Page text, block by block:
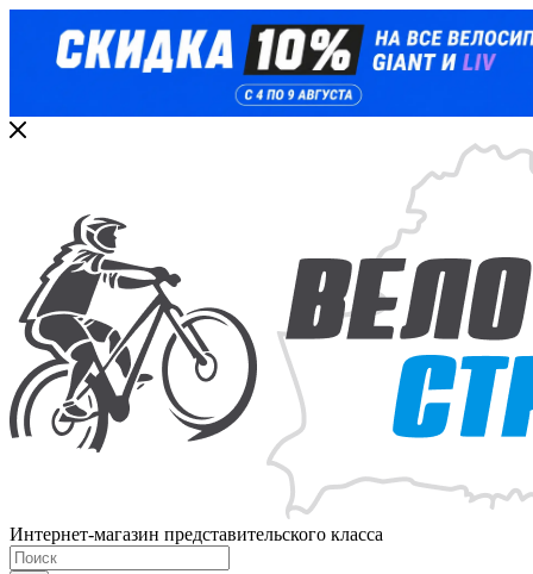
Интернет-магазин представительского класса